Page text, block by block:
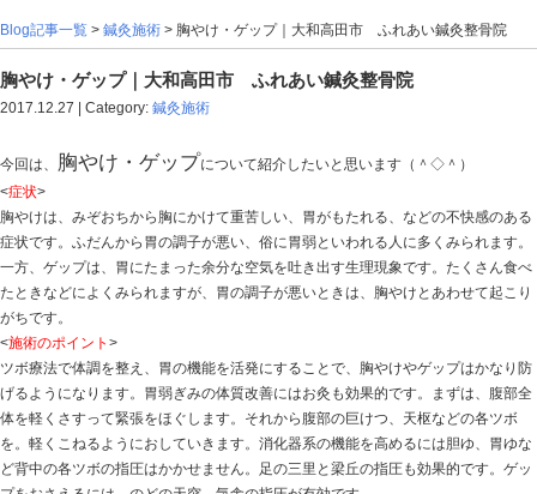
Blog記事一覧>鍼灸施術 > 胸やけ・ゲップ｜大和高田
胸やけ・ゲップ｜大和高田市 ふれあい鍼灸
2017.12.27 | Category:鍼灸施術
今回は、胸やけ・ゲップについて紹介したいと思